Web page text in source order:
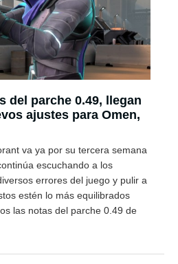
del parche 0.49, llegan
ajustes para Omen,
va ya por su tercera semana
escuchando a los
errores del juego y pulir a
estén lo más equilibrados
las notas del parche 0.49 de